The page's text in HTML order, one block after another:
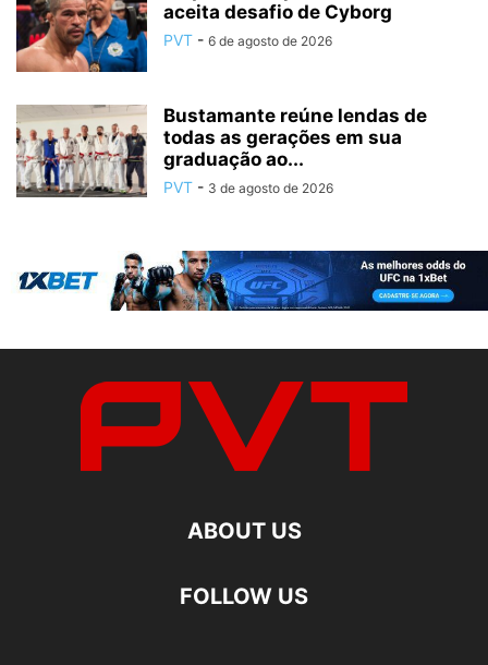
aceita desafio de Cyborg
PVT - 6 de agosto de 2026
Bustamante reúne lendas de
todas as gerações em sua
graduação ao...
PVT - 3 de agosto de 2026
ABOUT US
FOLLOW US